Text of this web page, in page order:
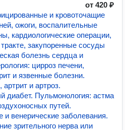
от 420 ₽
и кровоточащие
ожоги, воспалительные
кардиологические операции,
закупоренные сосуды
болезнь сердца и
цирроз печени,
и язвенные болезни.
и артроз.
диабет. Пульмонология: астма
путей.
венерические заболевания.
зрительного нерва или